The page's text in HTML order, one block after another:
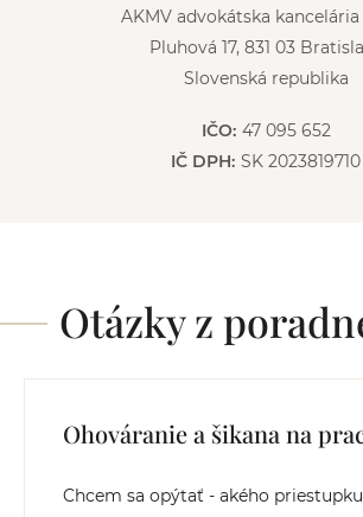
AKMV advokátska kancelária
Pluhová 17, 831 03
Slovenská republika
IČO: 47 095 652
IČ DPH: SK 2023819710
Otázky z
Ohováranie a šikana na
Chcem sa opýtať - akého